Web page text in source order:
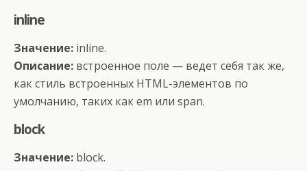
inline
Значение: inline.
Описание: встроенное поле — ведет себя так же,
как стиль встроенных HTML-элементов по
умолчанию, таких как em или span.
block
Значение: block.